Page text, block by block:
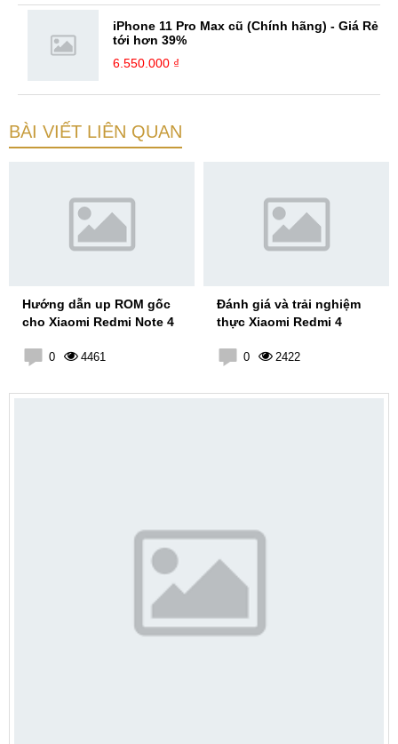
iPhone 11 Pro Max cũ (Chính hãng) - Giá Rẻ
tới hơn 39%
6.550.000 ₫
BÀI VIẾT LIÊN QUAN
Hướng dẫn up ROM gốc
cho Xiaomi Redmi Note 4
0 4461
Đánh giá và trải nghiệm
thực Xiaomi Redmi 4
0 2422